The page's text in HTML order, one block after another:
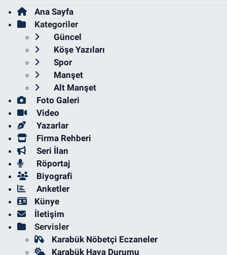
Ana Sayfa
Kategoriler
Güncel
Köşe Yazıları
Spor
Manşet
Alt Manşet
Foto Galeri
Video
Yazarlar
Firma Rehberi
Seri İlan
Röportaj
Biyografi
Anketler
Künye
İletişim
Servisler
Karabük Nöbetçi Eczaneler
Karabük Hava Durumu